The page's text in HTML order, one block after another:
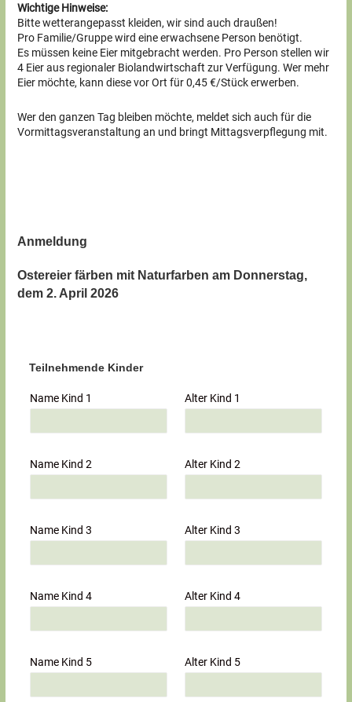
Wichtige Hinweise:
Bitte wetterangepasst kleiden, wir sind auch draußen!
Pro Familie/Gruppe wird eine erwachsene Person benötigt.
Es müssen keine Eier mitgebracht werden. Pro Person stellen wir
4 Eier aus regionaler Biolandwirtschaft zur Verfügung. Wer mehr
Eier möchte, kann diese vor Ort für 0,45 €/Stück erwerben.
Wer den ganzen Tag bleiben möchte, meldet sich auch für die
Vormittagsveranstaltung an und bringt Mittagsverpflegung mit.
Anmeldung
Ostereier färben mit Naturfarben am Donnerstag,
dem 2. April 2026
Teilnehmende Kinder
Name Kind 1 Alter Kind 1
Name Kind 2 Alter Kind 2
Name Kind 3 Alter Kind 3
Name Kind 4 Alter Kind 4
Name Kind 5 Alter Kind 5